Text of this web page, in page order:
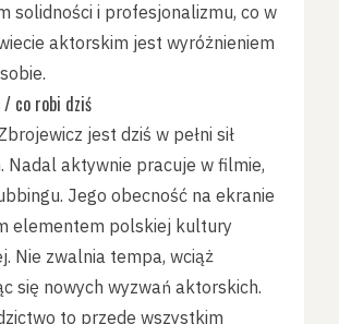
solidności i profesjonalizmu, co w
aktorskim jest wyróżnieniem
/ co robi dziś
jest dziś w pełni sił
Nadal aktywnie pracuje w filmie,
Jego obecność na ekranie
elementem polskiej kultury
Nie zwalnia tempa, wciąż
się nowych wyzwań aktorskich.
to przede wszystkim